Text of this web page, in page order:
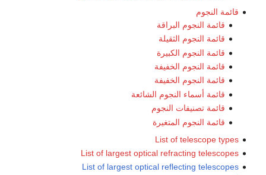
قائمة النجوم
قائمة النجوم البراقة
قائمة النجوم الثقيلة
قائمة النجوم الكبيرة
قائمة النجوم الخفيفة
قائمة النجوم الخفيفة
قائمة أسماء النجوم الشائعة
قائمة تصنيفات النجوم
قائمة النجوم المتغيرة
List of telescope types
List of largest optical refracting telescopes
List of largest optical reflecting telescopes